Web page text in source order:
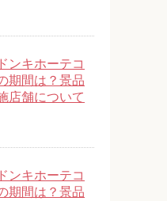
ンキホーテコ
期間は？景品
店舗について
ンキホーテコ
期間は？景品